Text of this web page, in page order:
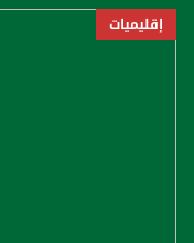
إقليميات